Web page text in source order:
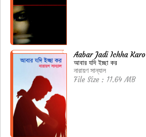
Aabar Jadi Ichha Karo
আবার যদি ইচ্ছা কর
নারায়ণ সান্যাল
File Size : 11.64 MB